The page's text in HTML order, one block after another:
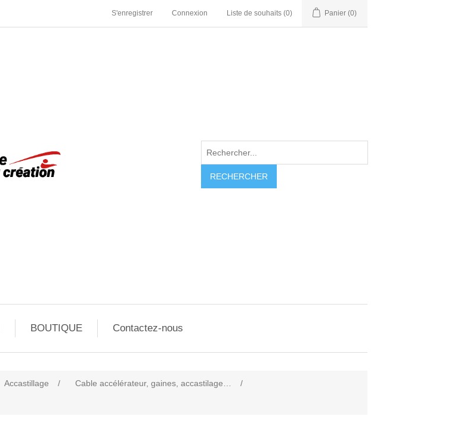
S'enregistrer Connexion Liste de souhaits (0) Panier (0)
RECHERCHER
BOUTIQUE Contactez-nous
Accastillage / Cable accélérateur, gaines, accastilage…
/